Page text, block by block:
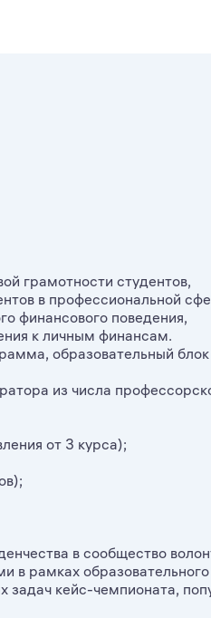
грамотности студентов,
в профессиональной
финансового поведения,
к личным финансам.
образовательный
из числа
от 3 курса);
в сообщество
в рамках образовательного
задач кейс-чемпионата,